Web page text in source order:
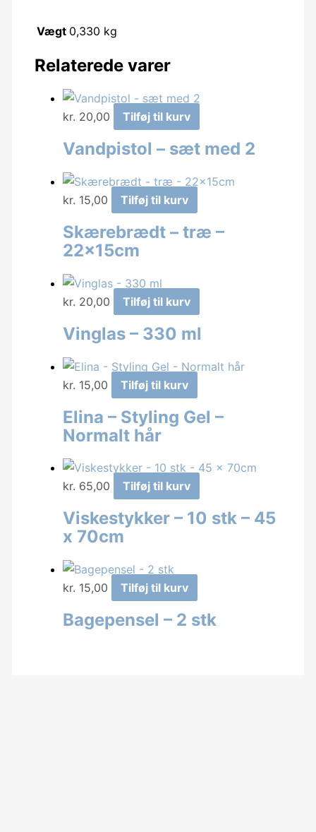
Vægt 0,330 kg
Relaterede varer
kr. 20,00 Tilføj til kurv
Vandpistol – sæt med 2
kr. 15,00 Tilføj til kurv
Skærebrædt – træ –
22x15cm
kr. 20,00 Tilføj til kurv
Vinglas – 330 ml
kr. 15,00 Tilføj til kurv
Elina – Styling Gel –
Normalt hår
kr. 65,00 Tilføj til kurv
Viskestykker – 10 stk – 45
x 70cm
kr. 15,00 Tilføj til kurv
Bagepensel – 2 stk